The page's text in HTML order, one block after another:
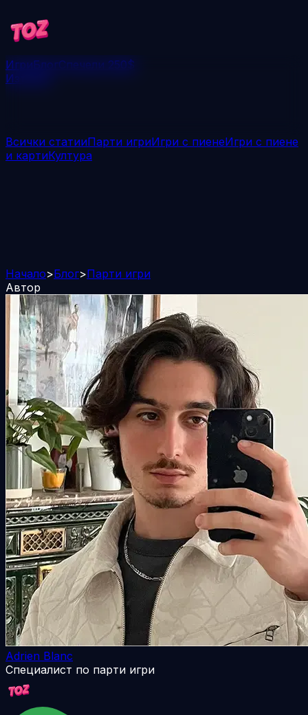
ИгриБлогСпечели 250$
Изтегли
Всички статииПарти игриИгри с пиенеИгри с пиене
и картиКултура
Начало>Блог>Парти игри
Автор
Adrien Blanc
Специалист по парти игри